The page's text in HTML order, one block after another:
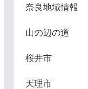
奈良地域情報
山の辺の道
桜井市
天理市